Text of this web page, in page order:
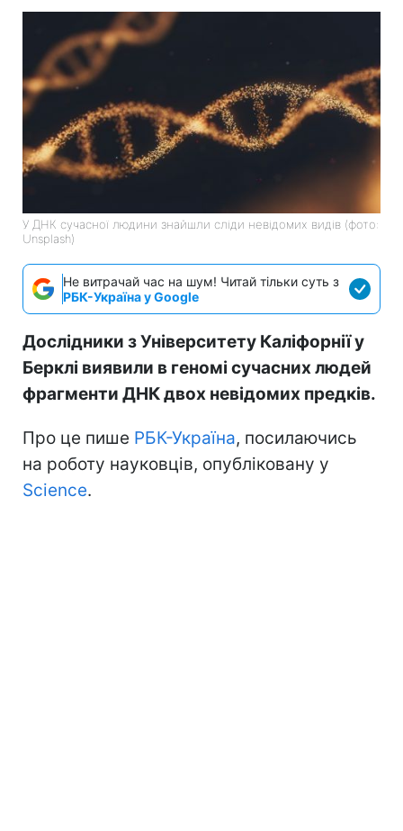
У ДНК сучасної людини знайшли сліди невідомих видів (фото:
Unsplash)
Не витрачай час на шум! Читай тільки суть з
РБК-Україна у Google
Дослідники з Університету Каліфорнії у
Берклі виявили в геномі сучасних людей
фрагменти ДНК двох невідомих предків.
Про це пише РБК-Україна, посилаючись
на роботу науковців, опубліковану у
Science.